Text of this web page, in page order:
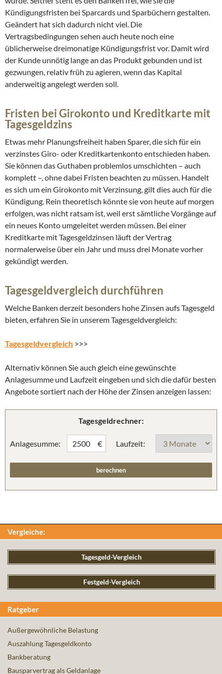
Kündigungsfristen bei Sparcards und Sparbüchern gestalten.
Geändert hat sich dadurch nicht viel. Die
Vertragsbedingungen sehen auch heute noch eine
üblicherweise dreimonatige Kündigungsfrist vor. Damit wird
der Kunde unnötig lange an das Produkt gebunden und ist
gezwungen, relativ früh zu agieren, wenn das Kapital
anderweitig angelegt werden soll.
Fristen bei Girokonto und Kreditkarte mit
Tagesgeldzins
Etwas mehr Planungsfreiheit haben Sparer, die sich für ein
verzinstes Giro- oder Kreditkartenkonto entschieden haben.
Sie können das Guthaben problemlos umschichten – auch
komplett –, ohne dabei Fristen beachten zu müssen. Handelt
es sich um ein Girokonto mit Verzinsung, gilt dies auch für die
Kündigung. Rein theoretisch könnte sie von heute auf morgen
erfolgen, was nicht ratsam ist, weil erst sämtliche Vorgänge auf
ein neues Konto umgeleitet werden müssen. Bei einer
Kreditkarte mit Tagesgeldzinsen läuft der Vertrag
normalerweise über ein Jahr und muss drei Monate vorher
gekündigt werden.
Tagesgeldvergleich durchführen
Welche Banken derzeit besonders hohe Zinsen aufs Tagesgeld
bieten, erfahren Sie in unserem Tagesgeldvergleich:
Tagesgeldvergleich >>>
Alternativ können Sie auch gleich eine gewünschte
Anlagesumme und Laufzeit eingeben und sich die dafür besten
Angebote sortiert nach der Höhe der Zinsen anzeigen lassen:
Tagesgeldrechner:
Anlagesumme: € Laufzeit:
Vergleiche:
Tagesgeld-Vergleich
Festgeld-Vergleich
Ratgeber
Außergewöhnliche Belastung
Auszahlung Tagesgeldkonto
Bankberatung
Bausparvertrag als Geldanlage